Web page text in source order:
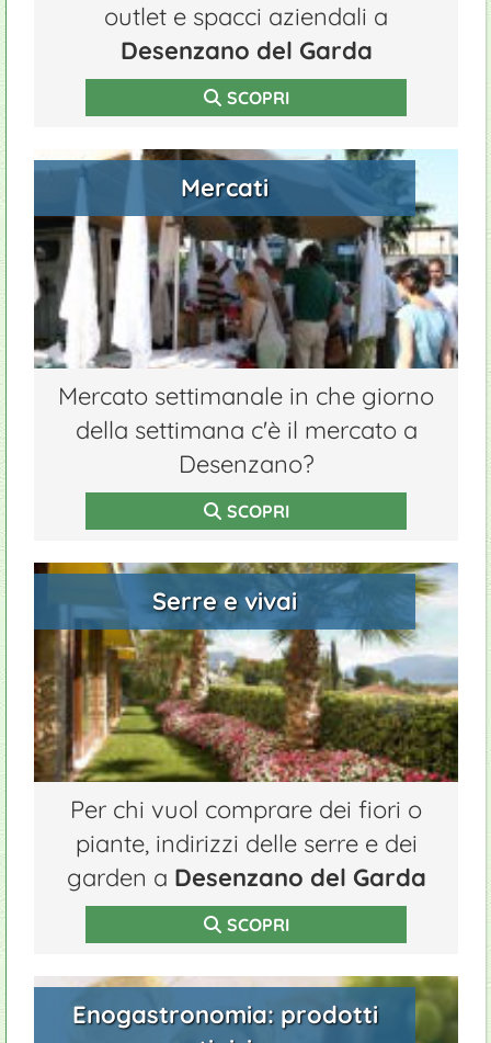
outlet e spacci aziendali a
Desenzano del Garda
SCOPRI
Mercati
Mercato settimanale in che giorno
della settimana c'è il mercato a
Desenzano?
SCOPRI
Serre e vivai
Per chi vuol comprare dei fiori o
piante, indirizzi delle serre e dei
garden a Desenzano del Garda
SCOPRI
Enogastronomia: prodotti